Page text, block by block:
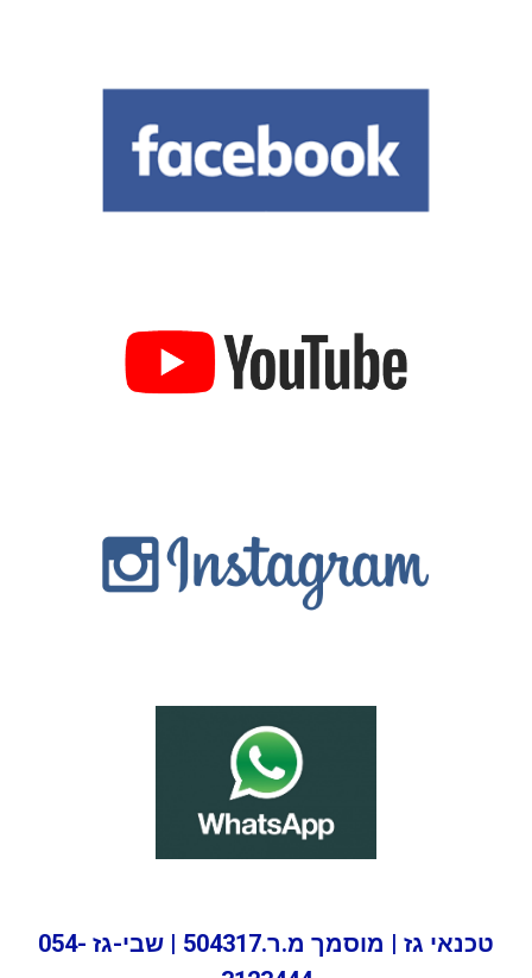
טכנאי גז | מוסמך מ.ר.504317 | שבי-גז 054-